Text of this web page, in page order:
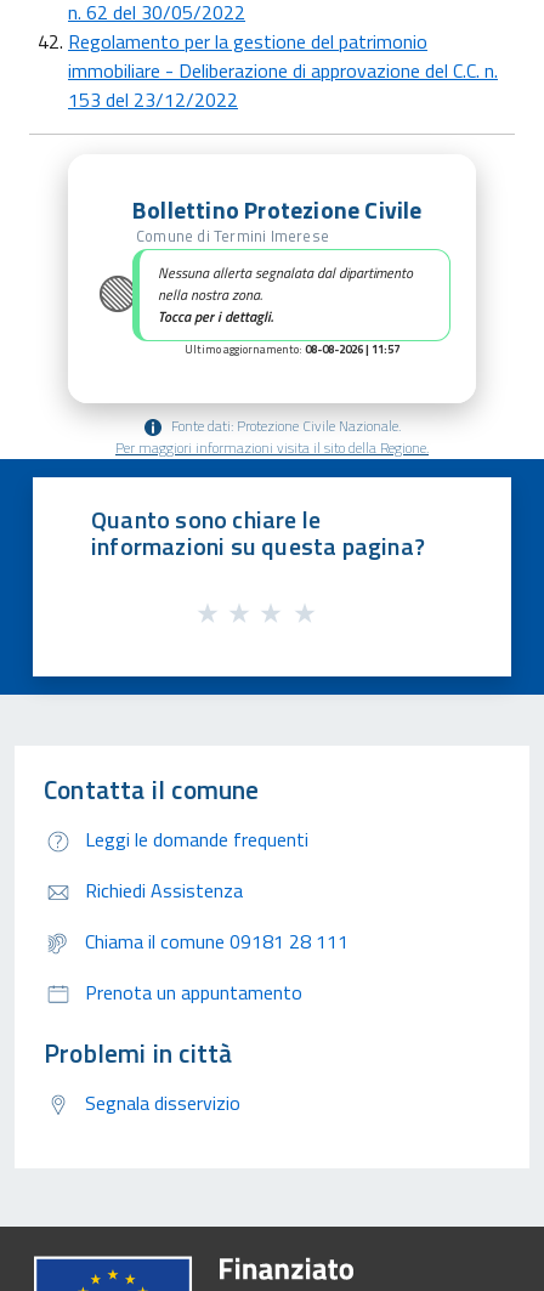
n. 62 del 30/05/2022
Regolamento per la gestione del patrimonio
immobiliare - Deliberazione di approvazione del C.C. n.
153 del 23/12/2022
🟢
Bollettino Protezione Civile
Comune di Termini Imerese
Nessuna allerta segnalata dal dipartimento
nella nostra zona.
Tocca per i dettagli.
Ultimo aggiornamento: 08-08-2026 | 11:57
Fonte dati: Protezione Civile Nazionale.
Per maggiori informazioni visita il sito della Regione.
Quanto sono chiare le
informazioni su questa pagina?
Contatta il comune
Leggi le domande frequenti
Richiedi Assistenza
Chiama il comune 09181 28 111
Prenota un appuntamento
Problemi in città
Segnala disservizio